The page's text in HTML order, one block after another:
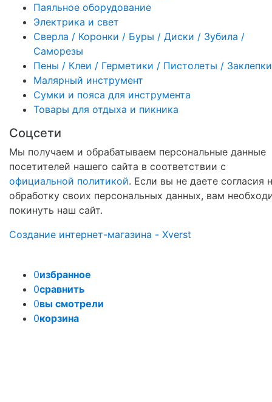
Паяльное оборудование
Электрика и свет
Сверла / Коронки / Буры / Диски / Зубила /
Саморезы
Пены / Клеи / Герметики / Пистолеты / Заклепки
Малярный инструмент
Сумки и пояса для инструмента
Товары для отдыха и пикника
Соцсети
Мы получаем и обрабатываем персональные данные
посетителей нашего сайта в соответствии с
официальной политикой. Если вы не даете согласия
обработку своих персональных данных, вам
покинуть наш сайт.
Создание интернет-магазина - Xverst
0избранное
0сравнить
0вы смотрели
0корзина